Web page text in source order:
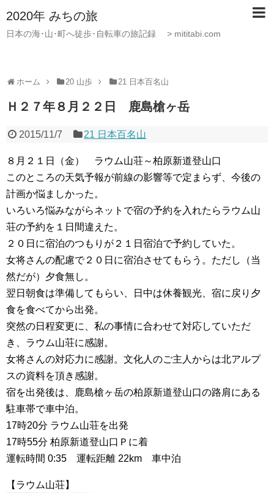
2020年 みちの旅
日本の海･山･町へ徒歩･自転車の旅記録 > mititabi.com
ホーム 20 山歩 21 日本百名山
Ｈ２７年８月２２日 鹿島槍ヶ岳
2015/11/7 21 日本百名山
８月２１日（金） ラウム山荘～柏原新道登山口
このところの天気予報が前線の影響等で定まらず、今後の
計画か悩ましかった。
いろいろ悩みながらネットで宿の予約を入れたらラウム山
荘の予約を１日間違えた。
２０日に宿泊のつもりが２１日宿泊で予約していた。
女将さんの配慮で２０日に宿泊させてもらう。ただし（当
然だが）夕食無し。
翌日朝食は準備してもらい、日中は休養観光、宿に戻り夕
食を食べてから出発。
突然の日程変更に、私の事情に合わせて対応していただ
き、ラウム山荘に感謝。
女将さんの対応力に感謝。文化人のご主人からは北アルプ
スの資料を頂き感謝。
宿を出発後は、鹿島槍ヶ岳の柏原新道登山口の路肩にある
駐車帯で車中泊。
17時20分 ラウム山荘を出発
17時55分 柏原新道登山口Ｐに着
運転時間 0:35 運転距離 22km 車中泊
【ラウム山荘】